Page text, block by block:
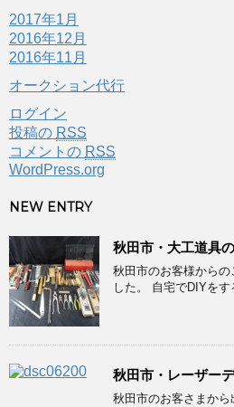
2017年1月
2016年12月
2016年11月
オークション代行
ログイン
投稿の RSS
コメントの RSS
WordPress.org
NEW ENTRY
秋田市・大工道具
秋田市のお客様からの
した。 自宅でDIYを
秋田市・レーザー
秋田市のお客さまか